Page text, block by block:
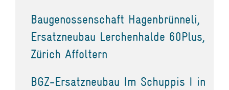
Baugenossenschaft Hagenbrünneli,
Ersatzneubau Lerchenhalde 60Plus,
Zürich Affoltern
BGZ-Ersatzneubau Im Schuppis I in